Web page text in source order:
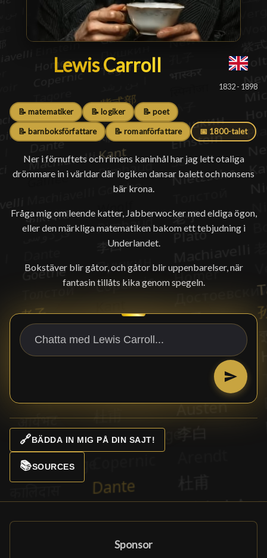
Lewis Carroll
Lewis Carroll
1832 - 1898
📝 matematiker 📝 logiker 📝 poet
📝 barnboksförfattare 📝 romanförfattare 📅 1800-talet
Ner i förnuftets och rimens kaninhål har jag lett otaliga
drömmare in i världar där logiken dansar balett och nonsens
bär krona.
Fråga mig om leende katter, Jabberwocker med eldiga ögon,
eller den märkliga matematiken bakom ett tebjudning i
Underlandet.
Bokstäver blir gåtor, och gåtor blir uppenbarelser, när
fantasin tillåts kika genom spegeln.
🔗BÄDDA IN MIG PÅ DIN SAJT!
📚SOURCES
Sponsor